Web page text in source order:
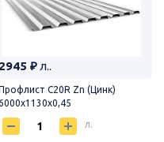
2945 ₽ л..
С20R Zn (Цинк)
л.